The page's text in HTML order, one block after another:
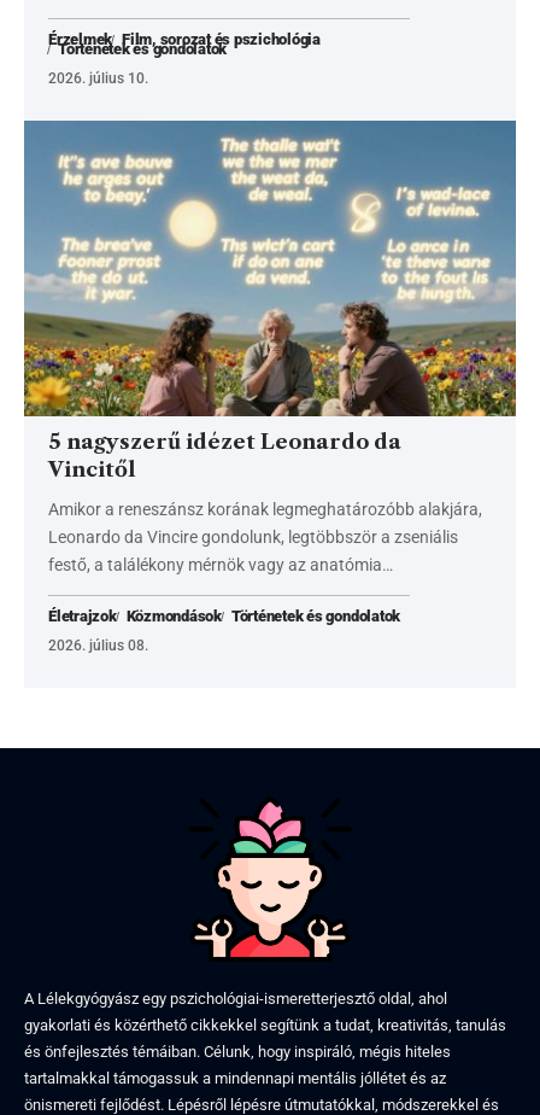
Érzelmek Film, sorozat és pszichológia
Történetek és gondolatok
2026. július 10.
5 nagyszerű idézet Leonardo da
Vincitől
Amikor a reneszánsz korának legmeghatározóbb alakjára,
Leonardo da Vincire gondolunk, legtöbbször a zseniális
festő, a találékony mérnök vagy az anatómia…
Életrajzok Közmondások Történetek és gondolatok
2026. július 08.
A Lélekgyógyász egy pszichológiai-ismeretterjesztő oldal, ahol
gyakorlati és közérthető cikkekkel segítünk a tudat, kreativitás, tanulás
és önfejlesztés témáiban. Célunk, hogy inspiráló, mégis hiteles
tartalmakkal támogassuk a mindennapi mentális jóllétet és az
önismereti fejlődést. Lépésről lépésre útmutatókkal, módszerekkel és